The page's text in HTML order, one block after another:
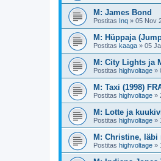
M: James Bond
Postitas Inq » 05 Nov
M: Hüppaja
Postitas kaaga » 05
M: City Lights ja
Postitas highvoltage »
M: Taxi (1998)
Postitas highvoltage »
M: Lotte ja
Postitas highvoltage »
M: Christine, läbi
Postitas highvoltage »